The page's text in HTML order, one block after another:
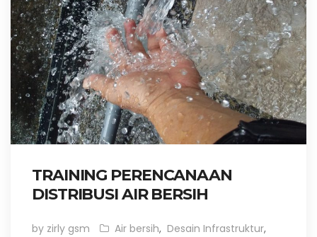
TRAINING PERENCANAAN
DISTRIBUSI AIR BERSIH
by zirly gsm Air bersih, Desain Infrastruktur,